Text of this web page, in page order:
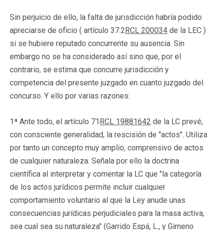
Sin perjuicio de ello, la falta de jurisdicción habría podido
apreciarse de oficio ( artículo 37.2RCL 200034 de la LEC )
si se hubiere reputado concurrente su ausencia. Sin
embargo no se ha considerado así sino que, por el
contrario, se estima que concurre jurisdicción y
competencia del presente juzgado en cuanto juzgado del
concurso. Y ello por varias razones:
1ª Ante todo, el artículo 71RCL 19881642 de la LC prevé,
con consciente generalidad, la rescisión de "actos". Utiliza
por tanto un concepto muy amplio, comprensivo de actos
de cualquier naturaleza. Señala por ello la doctrina
científica al interpretar y comentar la LC que "la categoría
de los actos jurídicos permite incluir cualquier
comportamiento voluntario al que la Ley anude unas
consecuencias jurídicas perjudiciales para la masa activa,
sea cual sea su naturaleza" (Garrido Espá, L., y Gimeno